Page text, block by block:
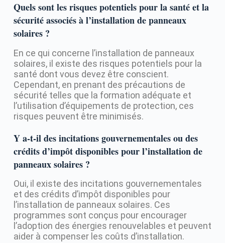
Quels sont les risques potentiels pour la santé et la
sécurité associés à l’installation de panneaux
solaires ?
En ce qui concerne l’installation de panneaux
solaires, il existe des risques potentiels pour la
santé dont vous devez être conscient.
Cependant, en prenant des précautions de
sécurité telles que la formation adéquate et
l’utilisation d’équipements de protection, ces
risques peuvent être minimisés.
Y a-t-il des incitations gouvernementales ou des
crédits d’impôt disponibles pour l’installation de
panneaux solaires ?
Oui, il existe des incitations gouvernementales
et des crédits d’impôt disponibles pour
l’installation de panneaux solaires. Ces
programmes sont conçus pour encourager
l’adoption des énergies renouvelables et peuvent
aider à compenser les coûts d’installation.